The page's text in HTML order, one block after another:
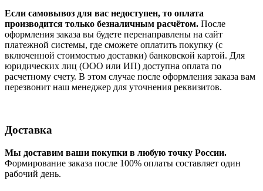
Если самовывоз для вас недоступен, то оплата
производится только безналичным расчётом. После
оформления заказа вы будете перенаправлены на сайт
платежной системы, где сможете оплатить покупку (с
включенной стоимостью доставки) банковской картой. Для
юридических лиц (ООО или ИП) доступна оплата по
расчетному счету. В этом случае после оформления заказа вам
перезвонит наш менеджер для уточнения реквизитов.
Доставка
Мы доставим ваши покупки в любую точку России.
Формирование заказа после 100% оплаты составляет один
рабочий день.